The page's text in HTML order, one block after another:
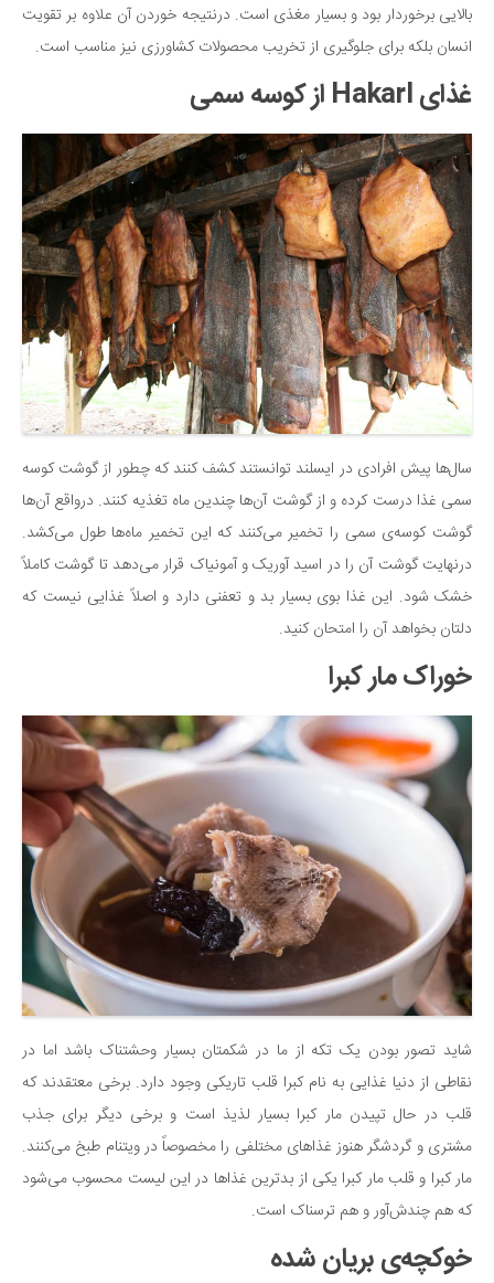
بالایی برخوردار بود و بسیار مغذی است. درنتیجه خوردن آن علاوه بر تقویت
انسان بلکه برای جلوگیری از تخریب محصولات کشاورزی نیز مناسب است.
غذای Hakarl از کوسه سمی
سال‌ها پیش افرادی در ایسلند توانستند کشف کنند که چطور از گوشت کوسه
سمی غذا درست کرده و از گوشت آن‌ها چندین ماه تغذیه کنند. درواقع آن‌ها
گوشت کوسه‌ی سمی را تخمیر می‌کنند که این تخمیر ماه‌ها طول می‌کشد.
درنهایت گوشت آن را در اسید آوریک و آمونیاک قرار می‌دهد تا گوشت کاملاً
خشک شود. این غذا بوی بسیار بد و تعفنی دارد و اصلاً غذایی نیست که
دلتان بخواهد آن را امتحان کنید.
خوراک مار کبرا
شاید تصور بودن یک تکه از ما در شکمتان بسیار وحشتناک باشد اما در
نقاطی از دنیا غذایی به نام کبرا قلب تاریکی وجود دارد. برخی معتقدند که
قلب در حال تپیدن مار کبرا بسیار لذیذ است و برخی دیگر برای جذب
مشتری و گردشگر هنوز غذاهای مختلفی را مخصوصاً در ویتنام طبخ می‌کنند.
مار کبرا و قلب مار کبرا یکی از بدترین غذاها در این لیست محسوب می‌شود
که هم چندش‌آور و هم ترسناک است.
خوکچه‌ی بریان شده